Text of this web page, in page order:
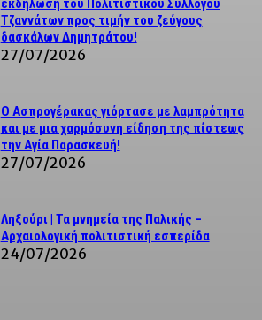
εκδήλωση του Πολιτιστικού Συλλόγου
Τζαννάτων προς τιμήν του ζεύγους
δασκάλων Δημητράτου!
27/07/2026
Ο Ασπρογέρακας γιόρτασε με λαμπρότητα
και με μια χαρμόσυνη είδηση της πίστεως
την Αγία Παρασκευή!
27/07/2026
Ληξούρι | Τα μνημεία της Παλικής –
Αρχαιολογική πολιτιστική εσπερίδα
24/07/2026